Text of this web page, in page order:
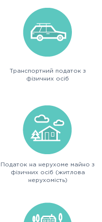
Транспортний податок з
фізичних осіб
Податок на нерухоме майно з
фізичних осіб (житлова
нерухомість)